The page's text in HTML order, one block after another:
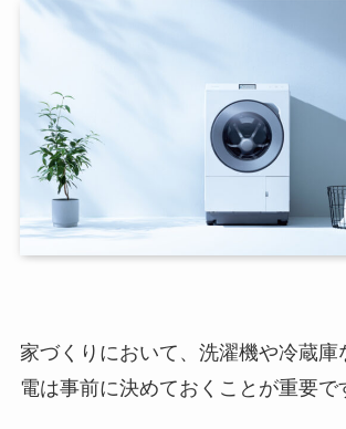
家づくりにおいて、洗濯機や冷蔵庫
電は事前に決めておくことが重要で